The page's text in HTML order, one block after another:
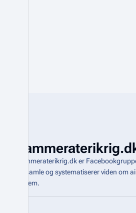
Kammeraterikrig.dk er
indsamle og systematiserer viden om
system.